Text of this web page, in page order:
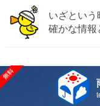
いざという
確かな情報